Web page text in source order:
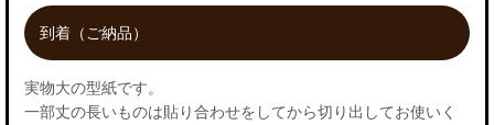
到着（ご納品）
実物大の型紙です。
一部丈の長いものは貼り合わせをしてから切り出してお使いく